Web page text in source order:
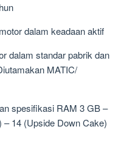
dalam keadaan aktif
dalam standar pabrik dan
MATIC/
spesifikasi RAM 3 GB –
14 (Upside Down Cake)